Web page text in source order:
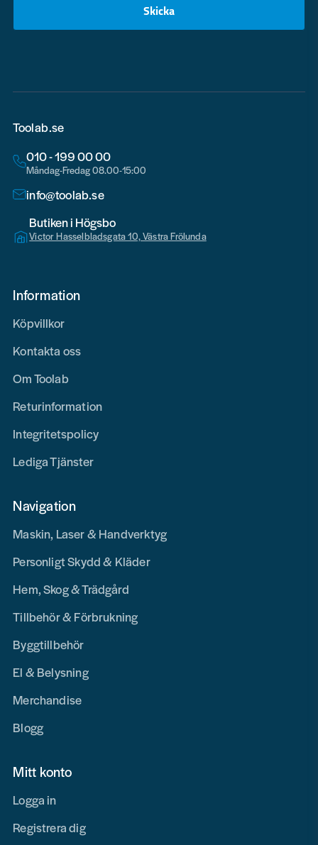
Skicka
Toolab.se
010 - 199 00 00
Måndag-Fredag 08.00-15:00
info@toolab.se
Butiken i Högsbo
Victor Hasselbladsgata 10, Västra Frölunda
Information
Köpvillkor
Kontakta oss
Om Toolab
Returinformation
Integritetspolicy
Lediga Tjänster
Navigation
Maskin, Laser & Handverktyg
Personligt Skydd & Kläder
Hem, Skog & Trädgård
Tillbehör & Förbrukning
Byggtillbehör
El & Belysning
Merchandise
Blogg
Mitt konto
Logga in
Registrera dig